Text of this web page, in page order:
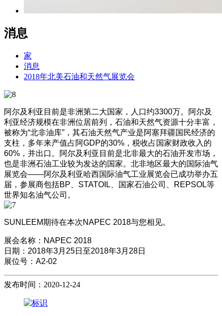
消息
家
消息
2018年北美石油和天然气展览会
阿尔及利亚目前是非洲第二大国家，人口约3300万。阿尔及
利亚经济规模在非洲位居前列，石油和天然气资源十分丰富，
被称为“北非油库”，其石油天然气产业是阿塞拜疆国民经济的
支柱，多年来产值占阿GDP的30%，税收占国家财政收入的
60%，并出口。阿尔及利亚目前是北非最大的石油开发市场，
也是非洲石油工业较为发达的国家。北非地区最大的国际油气
展览会——阿尔及利亚哈西国际油气工业展览会已成功举办五
届，参展商包括BP、STATOIL、国家石油公司、REPSOL等
世界知名油气公司。
SUNLEEM期待在本次NAPEC 2018与您相见。
展会名称：NAPEC 2018
日期：2018年3月25日至2018年3月28日
展位号：A2-02
发布时间：2020-12-24